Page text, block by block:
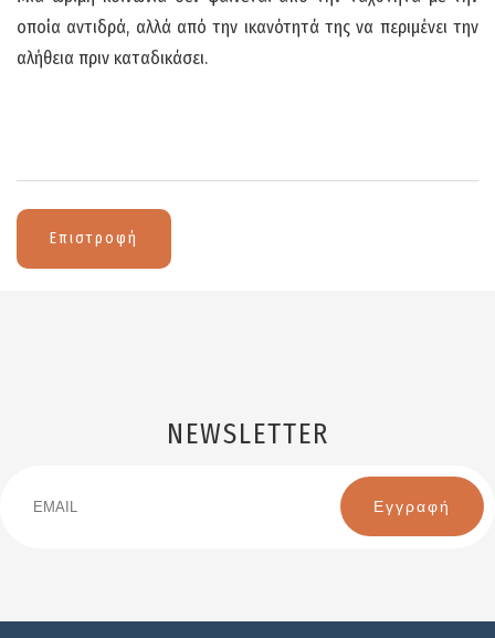
οποία αντιδρά, αλλά από την ικανότητά της να περιμένει την
αλήθεια πριν καταδικάσει.
Επιστροφή
NEWSLETTER